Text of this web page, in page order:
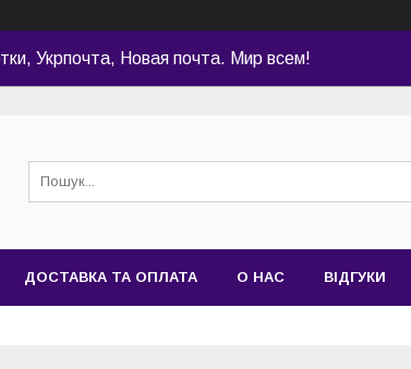
Укрпочта, Новая почта. Мир всем!
ДОСТАВКА ТА ОПЛАТА О НАС ВІДГУКИ